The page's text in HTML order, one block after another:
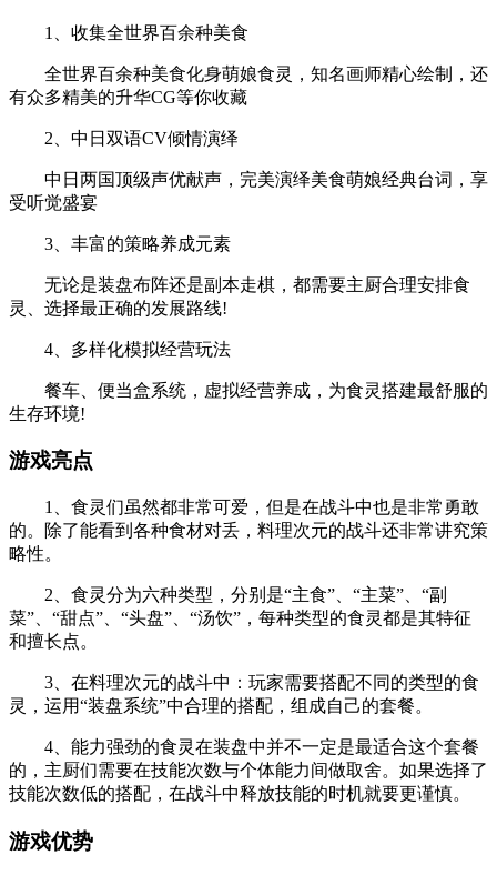
1、收集全世界百余种美食
全世界百余种美食化身萌娘食灵，知名画师精心绘制，还
有众多精美的升华CG等你收藏
2、中日双语CV倾情演绎
中日两国顶级声优献声，完美演绎美食萌娘经典台词，享
受听觉盛宴
3、丰富的策略养成元素
无论是装盘布阵还是副本走棋，都需要主厨合理安排食
灵、选择最正确的发展路线!
4、多样化模拟经营玩法
餐车、便当盒系统，虚拟经营养成，为食灵搭建最舒服的
生存环境!
游戏亮点
1、食灵们虽然都非常可爱，但是在战斗中也是非常勇敢
的。除了能看到各种食材对丢，料理次元的战斗还非常讲究策
略性。
2、食灵分为六种类型，分别是“主食”、“主菜”、“副
菜”、“甜点”、“头盘”、“汤饮”，每种类型的食灵都是其特征
和擅长点。
3、在料理次元的战斗中：玩家需要搭配不同的类型的食
灵，运用“装盘系统”中合理的搭配，组成自己的套餐。
4、能力强劲的食灵在装盘中并不一定是最适合这个套餐
的，主厨们需要在技能次数与个体能力间做取舍。如果选择了
技能次数低的搭配，在战斗中释放技能的时机就要更谨慎。
游戏优势